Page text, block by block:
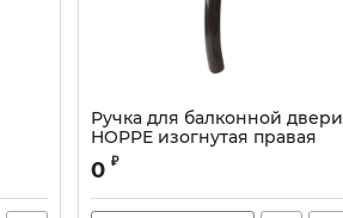
Ручка для балконной двери
HOPPE изогнутая правая
кор.
Артикул:
0 ₽